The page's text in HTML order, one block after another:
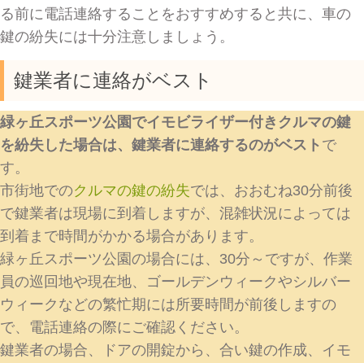
る前に電話連絡することをおすすめすると共に、車の
鍵の紛失には十分注意しましょう。
鍵業者に連絡がベスト
緑ヶ丘スポーツ公園でイモビライザー付きクルマの鍵
を紛失した場合は、鍵業者に連絡するのがベスト で
す。
市街地でのクルマの鍵の紛失では、おおむね30分前後
で鍵業者は現場に到着しますが、混雑状況によっては
到着まで時間がかかる場合があります。
緑ヶ丘スポーツ公園の場合には、30分～ですが、作業
員の巡回地や現在地、ゴールデンウィークやシルバー
ウィークなどの繁忙期には所要時間が前後しますの
で、電話連絡の際にご確認ください。
鍵業者の場合、ドアの開錠から、合い鍵の作成、イモ